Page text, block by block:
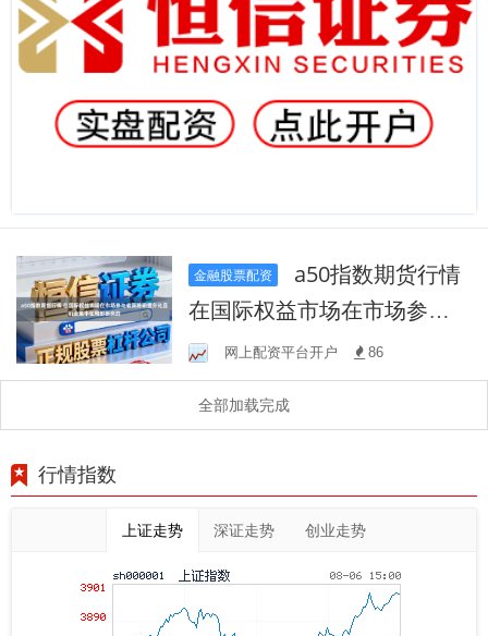
金融股票配资
在国际权益市场在市场参与
者策略明显分化且机会集中
在局部板块的
网上配资平台开户 86
全部加载完成
行情指数
上证走势 深证走势 创业走势